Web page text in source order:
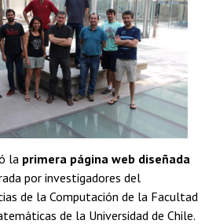
la primera página web diseñada
por investigadores del
de la Computación de la Facultad
de la Universidad de Chile.